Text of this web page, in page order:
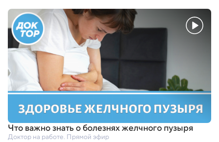
Что важно знать о болезнях желчного пузыря
Доктор на работе. Прямой эфир